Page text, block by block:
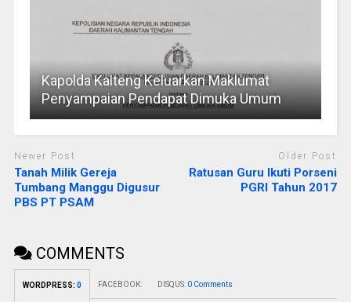
Kapolda Kalteng Keluarkan Maklumat
Penyampaian Pendapat Dimuka Umum
Newer Post
Tanah Milik Gereja
Tumbang Manggu Digusur
PBS PT PSAM
Older Post
Ratusan Guru Ikuti Porseni
PGRI Tahun 2017
COMMENTS
WORDPRESS: 0 FACEBOOK: DISQUS: 0 Comments